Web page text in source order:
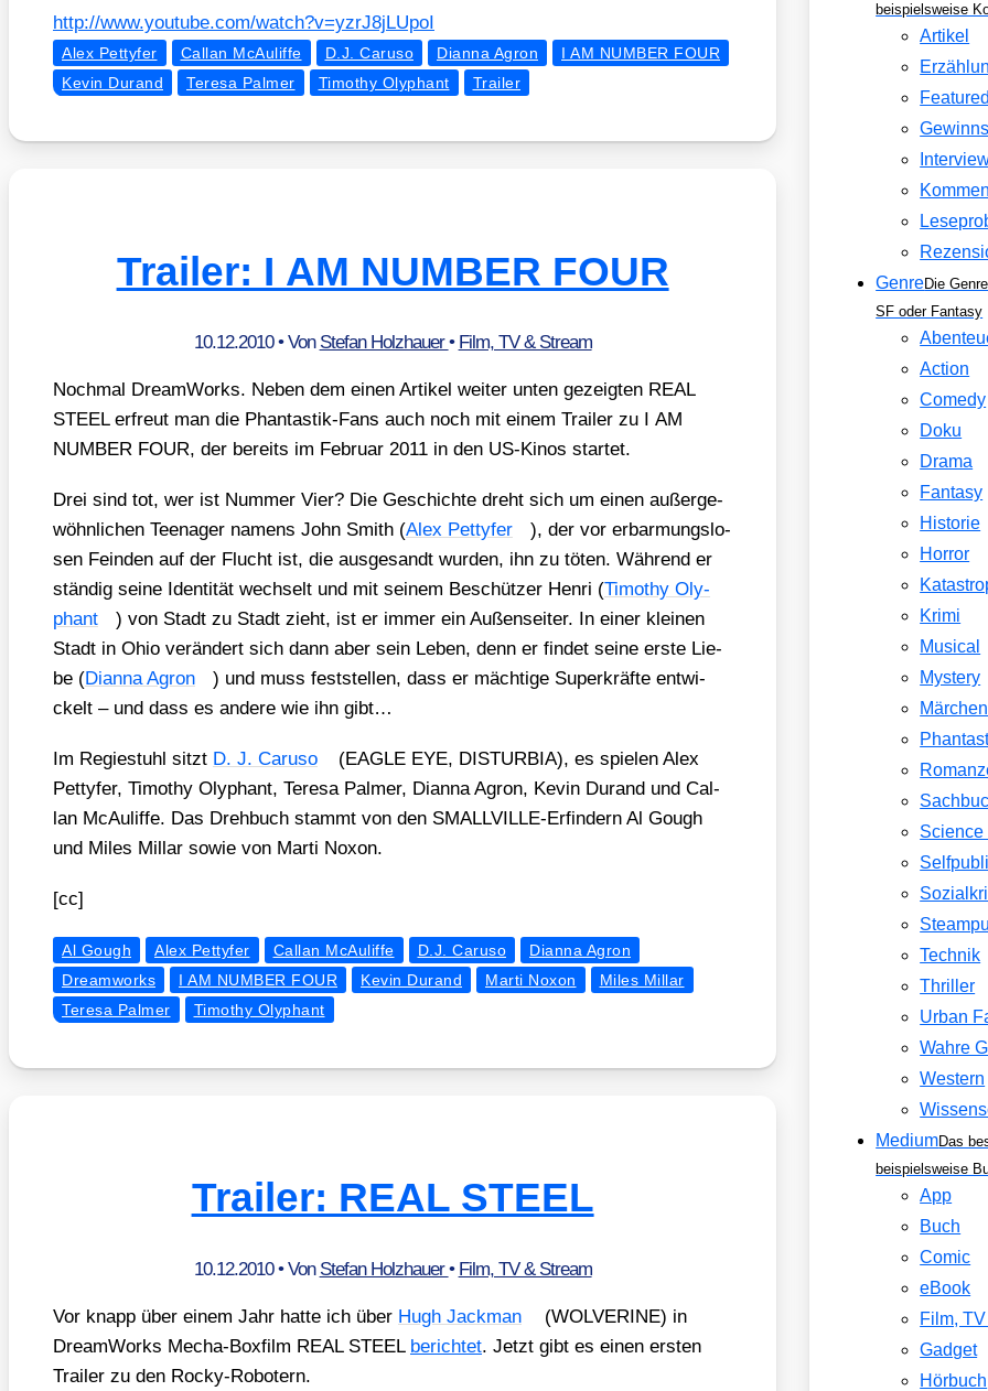
http://​www​.you​tube​.com/​w​a​t​c​h​?​v​=​y​z​r​J​8​j​L​U​poI
Alex Pettyfer Callan McAuliffe D.J. Caruso Dianna Agron
I AM NUMBER FOUR
Kevin Durand
Teresa Palmer Timothy Olyphant Trailer
Trailer: I AM NUMBER FOUR
10.12.2010• Von Stefan Holzhauer• Film, TV & Stream
Noch­mal Dream­Works. Neben dem einen Arti­kel wei­ter unten gezeig­ten REAL
STEEL erfreut man die Phan­tas­tik-Fans auch noch mit einem Trai­ler zu I AM
NUMBER FOUR, der bereits im Febru­ar 2011 in den US-Kinos star­tet.
Drei sind tot, wer ist Num­mer Vier? Die Geschich­te dreht sich um einen außer­ge­
wöhn­li­chen Teen­ager namens John Smith (Alex Pet­ty­fer
), der vor erbar­mungs­lo­
sen Fein­den auf der Flucht ist, die aus­ge­sandt wur­den, ihn zu töten. Wäh­rend er
stän­dig sei­ne Iden­ti­tät wech­selt und mit sei­nem Beschüt­zer Hen­ri (Timo­thy Oly­
phant
) von Stadt zu Stadt zieht, ist er immer ein Außen­sei­ter. In einer klei­nen
Stadt in Ohio ver­än­dert sich dann aber sein Leben, denn er fin­det sei­ne ers­te Lie­
be (Dian­na Agron
) und muss fest­stel­len, dass er mäch­ti­ge Super­kräf­te ent­wi­
ckelt – und dass es ande­re wie ihn gibt…
Im Regie­stuhl sitzt D. J. Caru­so
(EAGLE EYE, DISTURBIA), es spie­len Alex
Pet­ty­fer, Timo­thy Oly­phant, Tere­sa Pal­mer, Dian­na Agron, Kevin Durand und Cal­
lan McAu­lif­fe. Das Dreh­buch stammt von den SMALL­VILLE-Erfin­dern Al Gough
und Miles Mil­lar sowie von Mar­ti Noxon.
[cc]
Al Gough Alex Pettyfer Callan McAuliffe D.J. Caruso
Dianna Agron
Dreamworks
I AM NUMBER FOUR Kevin Durand Marti Noxon
Miles Millar
Teresa Palmer
Timothy Olyphant
Trailer: REAL STEEL
10.12.2010• Von Stefan Holzhauer• Film, TV & Stream
Vor knapp über einem Jahr hat­te ich über Hugh Jack­man
(WOLVERINE) in
Dream­Works Mecha-Box­film REAL STEEL berich­tet. Jetzt gibt es einen ers­ten
Trai­ler zu den Rocky-Robo­tern.
beispielsweise
Artikel
GenreDie
SF oder Fantasy
Action
Comedy
Doku
Drama
Fantasy
Historie
Horror
Krimi
Musical
Mystery
Märchen
Science
Technik
Thriller
Urban
Wahre
Western
MediumDas
beispielsweise
App
Buch
Comic
eBook
Film,
Gadget
Hörbuch